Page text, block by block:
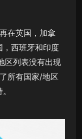
在英国，加拿
，西班牙和印度
区列表没有出现
所有国家/地区